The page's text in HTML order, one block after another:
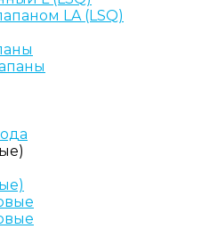
LA (LSQ)